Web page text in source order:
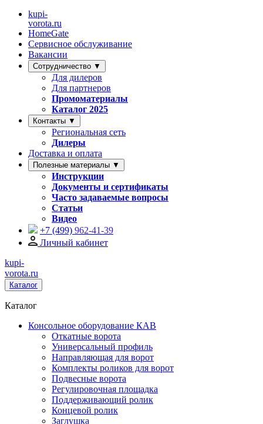
kupi-
vorota.ru
HomeGate
Сервисное обслуживание
Вакансии
Сотрудничество ▼
Для дилеров
Для партнеров
Промоматериалы
Каталог 2025
Контакты ▼
Региональная сеть
Дилеры
Доставка и оплата
Полезные материалы ▼
Инструкции
Документы и сертификаты
Часто задаваемые вопросы
Статьи
Видео
+7 (499) 962-41-39
Личный кабинет
kupi-
vorota.ru
Каталог
Каталог
Консольное оборудование КАВ
Откатные ворота
Универсальный профиль
Направляющая для ворот
Комплекты роликов для ворот
Подвесные ворота
Регулировочная площадка
Поддерживающий ролик
Концевой ролик
Заглушка